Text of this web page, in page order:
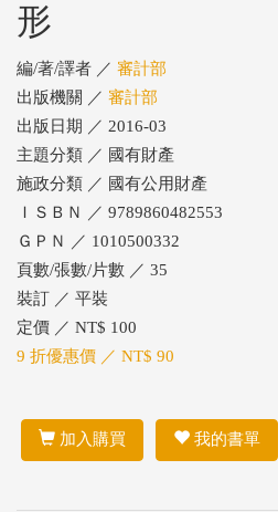
形
編/著/譯者 ／ 審計部
出版機關 ／ 審計部
出版日期 ／ 2016-03
主題分類 ／ 國有財產
施政分類 ／ 國有公用財產
ＩＳＢＮ ／ 9789860482553
ＧＰＮ ／ 1010500332
頁數/張數/片數 ／ 35
裝訂 ／ 平裝
定價 ／ NT$ 100
9 折優惠價 ／ NT$ 90
加入購買 我的書單